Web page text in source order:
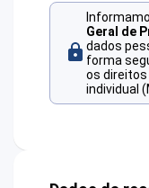
Geral de
dados
forma
os
individual